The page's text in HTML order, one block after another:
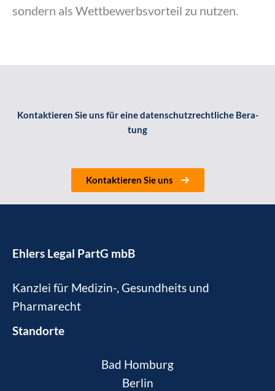
son­dern als Wett­be­werbs­vor­teil zu nut­zen.
Kon­tak­tie­ren Sie uns für eine daten­schutz­recht­li­che Bera­
tung
Kon­tak­tie­ren Sie uns
Ehlers Legal PartG mbB
Kanzlei für Medizin-, Gesundheits und
Pharmarecht
Standorte
Bad Homburg
Berlin